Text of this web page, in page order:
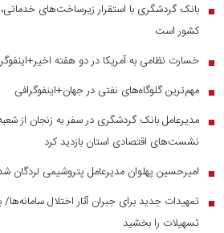
■ بانک گردشگری با استقرار زیرساخت‌های خدماتی،
کشور است
■ خسارت نظامی به آمریکا در دو هفته
■ مهم‌ترین گلوگاه‌های نفتی در جهان+اینفوگرافی
■ مدیرعامل بانک گردشگری در سفر به زنجان از
نشست‌های اقتصادی استان بازدید کرد
■ امیرحسین پهلوان مدیرعامل پتروشیمی لردگان
■
تمهیدات جدید برای جبران آثار اختلال
تسهیلات را بخشید